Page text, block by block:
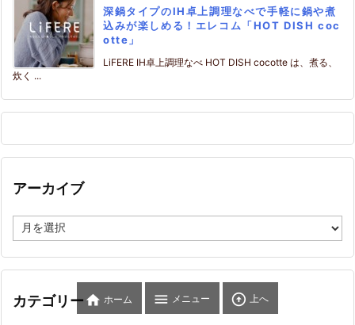
深鍋タイプのIH卓上調理なべで手軽に鍋や煮
込みが楽しめる！エレコム「HOT DISH coc
otte」
LiFERE IH卓上調理なべ HOT DISH cocotte は、煮る、
炊く ...
アーカイブ
ー
イ
カテゴリー ホーム  メニュー  上へ